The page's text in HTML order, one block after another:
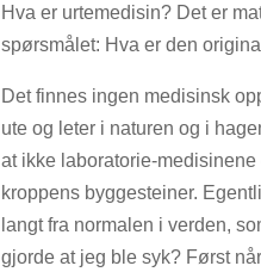
Hva er urtemedisin? Det er
spørsmålet: Hva er den
Det finnes ingen medisinsk
ute og leter i naturen og i
at ikke laboratorie-
kroppens byggesteiner.
langt fra normalen i verden,
gjorde at jeg ble syk? Først